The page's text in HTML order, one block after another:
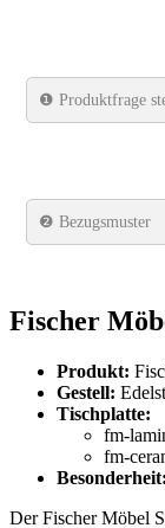
❶ Produktfrage
❷ Bezugsmuster
Fischer
Produkt:
Gestell:
Tischplatte:
fm-
fm-
Besonderheit:
Der Fischer Möbel